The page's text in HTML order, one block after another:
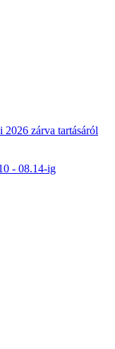
2026 zárva tartásáról
- 08.14-ig